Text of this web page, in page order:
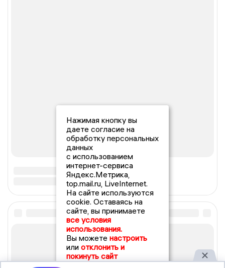
Нажимая кнопку вы
даете согласие на
обработку персональных
данных
с использованием
интернет-сервиса
Яндекс.Метрика,
top.mail.ru, LiveInternet.
На сайте используются
cookie. Оставаясь на
сайте, вы принимаете
все условия
использования.
Вы можете настроить
или отклонить и
покинуть сайт